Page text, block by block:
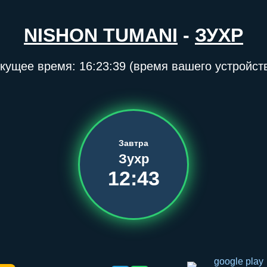
NISHON TUMANI - ЗУХР
время: 16:23:40(время вашего
Завтра
Зухр
12:43